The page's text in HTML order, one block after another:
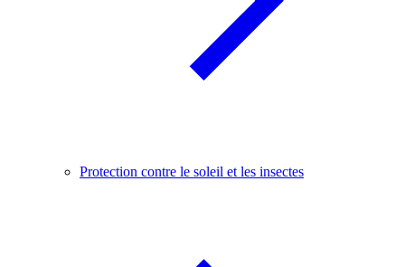
Protection contre le soleil et les insectes